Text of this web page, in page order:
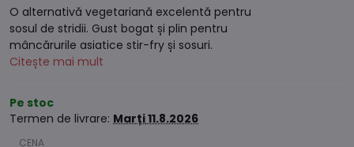
O alternativă vegetariană excelentă pentru
sosul de stridii. Gust bogat și plin pentru
mâncărurile asiatice stir-fry și sosuri.
Citește mai mult
Pe stoc
Termen de livrare: Marți11.8.2026